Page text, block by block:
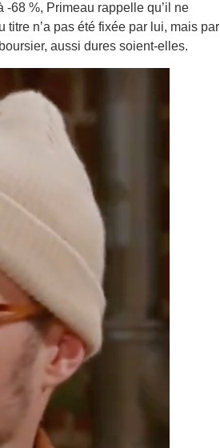
68 %, Primeau rappelle qu’il ne
n’a pas été fixée par lui, mais par
aussi dures soient-elles.